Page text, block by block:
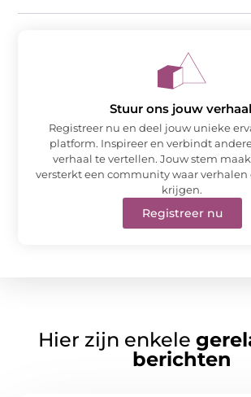
Stuur ons jouw
Registreer nu en deel jouw unieke
platform. Inspireer en verbindt
verhaal te vertellen. Jouw stem
versterkt een community waar verhalen
krijgen.
Registreer nu
Hier zijn enkele
berichten